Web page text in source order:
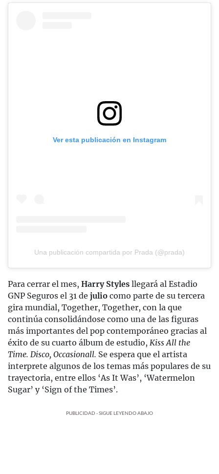
Ver esta publicación en Instagram
Una publicación compartida por Prada (@prada)
Para cerrar el mes, Harry Styles llegará al Estadio
GNP Seguros el 31 de julio como parte de su tercera
gira mundial, Together, Together, con la que
continúa consolidándose como una de las figuras
más importantes del pop contemporáneo gracias al
éxito de su cuarto álbum de estudio, Kiss All the
Time. Disco, Occasionall. Se espera que el artista
interprete algunos de los temas más populares de su
trayectoria, entre ellos ‘As It Was’, ‘Watermelon
Sugar’ y ‘Sign of the Times’.
PUBLICIDAD - SIGUE LEYENDO ABAJO